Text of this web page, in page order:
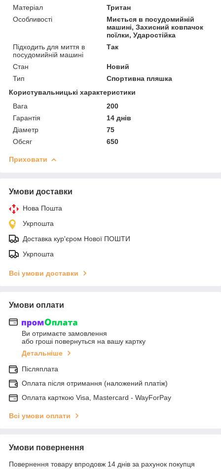
Матеріал
Тритан
Особливості
Миється в посудомийній
машині, Захисний ковпачок
поїлки, Ударостійка
Підходить для миття в
посудомийній машині
Так
Стан
Новий
Тип
Спортивна пляшка
Користувальницькі характеристики
Вага
200
Гарантія
14 днів
Діаметр
75
Обсяг
650
Приховати
Умови доставки
Нова Пошта
Укрпошта
Доставка кур'єром Нової ПОШТИ
Укрпошта
Всі умови доставки
Умови оплати
Ви отримаєте замовлення
або гроші повернуться на вашу картку
Детальніше
Післяплата
Оплата після отримання (наложений платіж)
Оплата карткою Visa, Mastercard - WayForPay
Всі умови оплати
Умови повернення
Повернення товару впродовж 14 днів за рахунок покупця